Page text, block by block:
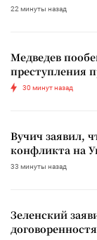
22 минуты назад
Медведев
преступления
30 минут назад
Вучич заявил,
конфликта на
33 минуты назад
Зеленский